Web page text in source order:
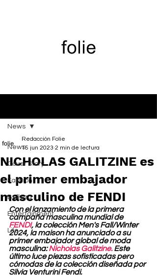
News
Cover Story
Fashion
Belleza
Entertainment
Life
News
NICHOLAS GALITZINE es
el primer embajador
masculino de FENDI
Redacción Folie
15 jun 2023 2 min de lectura
Con el lanzamiento de la primera
campaña masculina mundial de
FENDI, la colección Men's Fall/Winter
2024, la maison ha anunciado a su
primer embajador global de moda
masculina: Nicholas Galitzine. Este
último luce piezas sofisticadas pero
cómodas de la colección diseñada por
Silvia Venturini Fendi.